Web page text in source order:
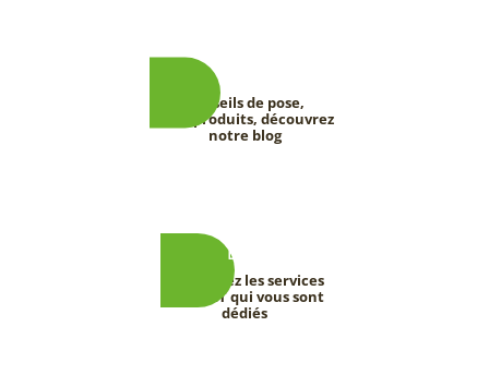
Conseils de pose,
tests produits, découvrez
notre blog
Découvrez les services
DEEVERT qui vous sont
dédiés